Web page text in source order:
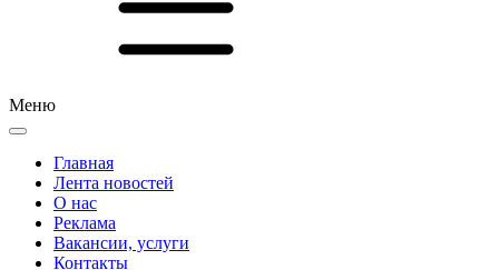
Меню
Главная
Лента новостей
О нас
Реклама
Вакансии, услуги
Контакты